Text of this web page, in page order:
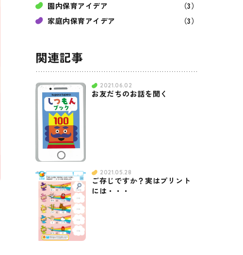
園内保育アイデア
（3）
家庭内保育アイデア
（3）
関連記事
2021.06.02
お友だちのお話を聞く
2021.05.28
ご存じですか？実はプリント
には・・・